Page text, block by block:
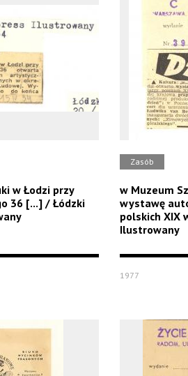
w Łodzi przy
36 [...] / Łódzki
Zasób
w Muzeum
wystawę
polskich XIX
Ilustrowany
1977